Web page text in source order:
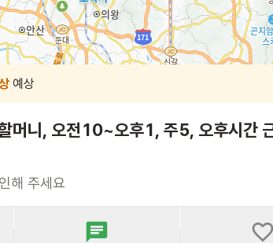
예상
머니, 오전10~오후1, 주5, 오후시간
해 주세요